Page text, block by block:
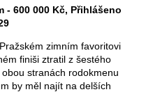
- 600 000 Kč, Přihlášeno
zimním favoritovi
finiši ztratil z šestého
stranách rodokmenu
by měl najít na delších